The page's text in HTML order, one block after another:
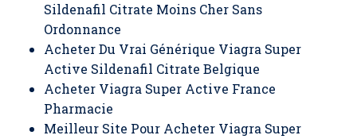
Sildenafil Citrate Moins Cher Sans
Ordonnance
Acheter Du Vrai Générique Viagra Super
Active Sildenafil Citrate Belgique
Acheter Viagra Super Active France
Pharmacie
Meilleur Site Pour Acheter Viagra Super